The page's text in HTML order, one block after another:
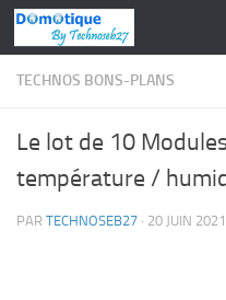
Skip to content
TECHNOS BONS-PLANS
Le lot de 10
température /
PAR TECHNOSEB27 · 20 JUIN 2021